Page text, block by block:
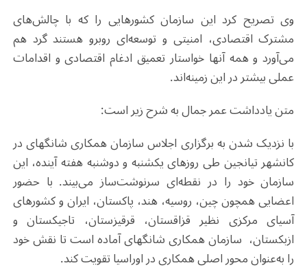
وی تصریح کرد این سازمان کشورهایی را که با چالش‌های
مشترک اقتصادی، امنیتی و توسعه‌ای روبرو هستند گرد هم
می‌آورد و همه آنها خواستار تعمیق ادغام اقتصادی و اقدامات
عملی بیشتر در این زمینه‌اند.
متن یادداشت عمر جمال به شرح زیر است:
با نزدیک شدن به برگزاری اجلاس سازمان همکاری شانگهای در
کانشهر تیانجین طی روزهای یکشنبه و دوشنبه هفته آینده، این
سازمان خود را در نقطه‌ای سرنوشت‌ساز می‌بیند. با حضور
اعضایی همچون چین، روسیه، هند، پاکستان، ایران و کشورهای
آسیای مرکزی نظیر قزاقستان، قرقیزستان، تاجیکستان و
ازبکستان، سازمان همکاری شانگهای آماده است تا نقش خود
را به‌عنوان محور اصلی همکاری در اوراسیا تقویت کند.